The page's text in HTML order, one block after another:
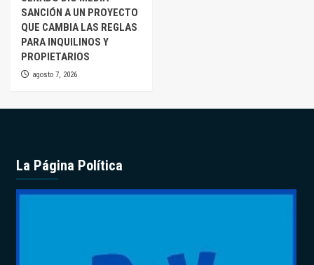
SANCIÓN A UN PROYECTO
QUE CAMBIA LAS REGLAS
PARA INQUILINOS Y
PROPIETARIOS
agosto 7, 2026
La Página Política